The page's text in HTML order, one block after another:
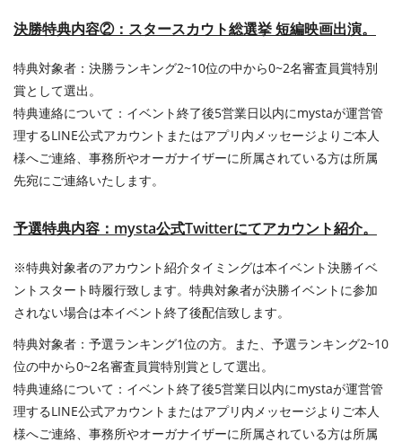
決勝特典内容②：スタースカウト総選挙 短編映画出演。
特典対象者：決勝ランキング2~10位の中から0~2名審査員賞特別
賞として選出。
特典連絡について：イベント終了後5営業日以内にmystaが運営管
理するLINE公式アカウントまたはアプリ内メッセージよりご本人
様へご連絡、事務所やオーガナイザーに所属されている方は所属
先宛にご連絡いたします。
予選特典内容：mysta公式Twitterにてアカウント紹介。
※特典対象者のアカウント紹介タイミングは本イベント決勝イベ
ントスタート時履行致します。特典対象者が決勝イベントに参加
されない場合は本イベント終了後配信致します。
特典対象者：予選ランキング1位の方。また、予選ランキング2~10
位の中から0~2名審査員賞特別賞として選出。
特典連絡について：イベント終了後5営業日以内にmystaが運営管
理するLINE公式アカウントまたはアプリ内メッセージよりご本人
様へご連絡、事務所やオーガナイザーに所属されている方は所属